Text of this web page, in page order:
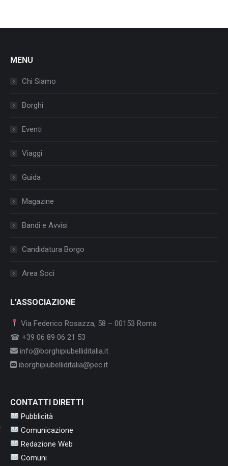
MENU
Chi Siamo
Borghi
Eventi
Viaggi
Guida
Magazine
Bandi e Avvisi
Candidatura Borgo
Area Soci
L’ASSOCIAZIONE
Via Federico Rosazza, 58 – 00153 Roma
☎ +39 06 89 06 21 53
info@borghipiubelliditalia.it
iborghipiubelliditalia@pec.it
CONTATTI DIRETTI
Pubblicità
Comunicazione
Redazione Web
Comuni